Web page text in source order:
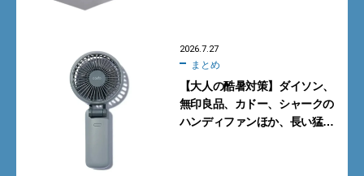
2026.7.27
まとめ
【大人の酷暑対策】ダイソン、
無印良品、カドー、シャークの
ハンディファンほか、長い猛暑